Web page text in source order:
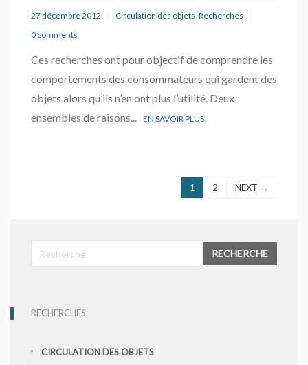
27 décembre 2012 Circulation des objets Recherches
0 comments
Ces recherches ont pour objectif de comprendre les
comportements des consommateurs qui gardent des
objets alors qu’ils n’en ont plus l’utilité. Deux
ensembles de raisons... EN SAVOIR PLUS
1 2 NEXT →
RECHERCHE
RECHERCHES
CIRCULATION DES OBJETS